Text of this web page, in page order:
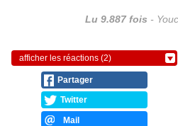
Lu 9.887 fois -
afficher les réactions (2)
Partager
Twitter
Mail